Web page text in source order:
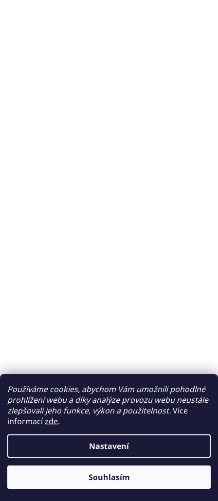
Používáme cookies, abychom Vám umožnili pohodlné
prohlížení webu a díky analýze provozu webu neustále
zlepšovali jeho funkce, výkon a použitelnost.Více
informacízde.
Nastavení
Souhlasím